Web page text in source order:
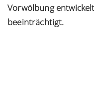
Vorwölbung
beeinträchtigt.